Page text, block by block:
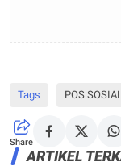
Tags POS SOSIAL
Share
ARTIKEL